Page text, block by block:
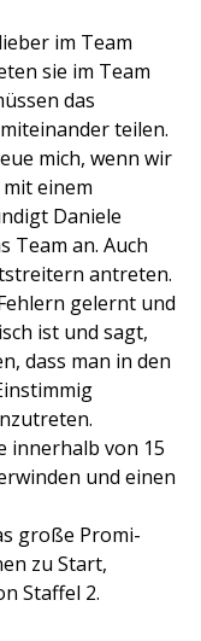
im Team
sie im Team
das
teilen.
mich, wenn wir
einem
Daniele
Team an. Auch
antreten.
gelernt und
ist und sagt,
dass man in den
innerhalb von 15
und einen
große Promi-
zu Start,
Staffel 2.